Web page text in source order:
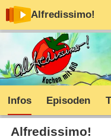
Alfredissimo!
Infos Episoden
Alfredissimo!